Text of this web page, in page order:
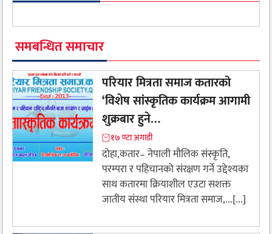
समबन्धित समाचार
परियार मित्रता समाज कतारको
‘विशेष सांस्कृतिक कार्यक्रम आगामी
शुक्रबार हुने…
१७ ण्टा अगाडी
दोहा,कतार– नेपाली मौलिक संस्कृति,
परम्परा र पहिचानको संरक्षण गर्ने उद्देश्यका
साथ कतारमा क्रियाशील एउटा सशक्त
जातीय संस्था परियार मित्रता समाज,...[...]